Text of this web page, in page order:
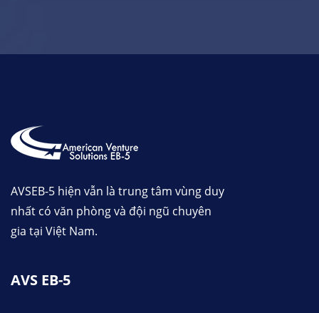
AVSEB-5 hiện vẫn là trung tâm vùng duy
nhất có văn phòng và đội ngũ chuyên
gia tại Việt Nam.
AVS EB-5